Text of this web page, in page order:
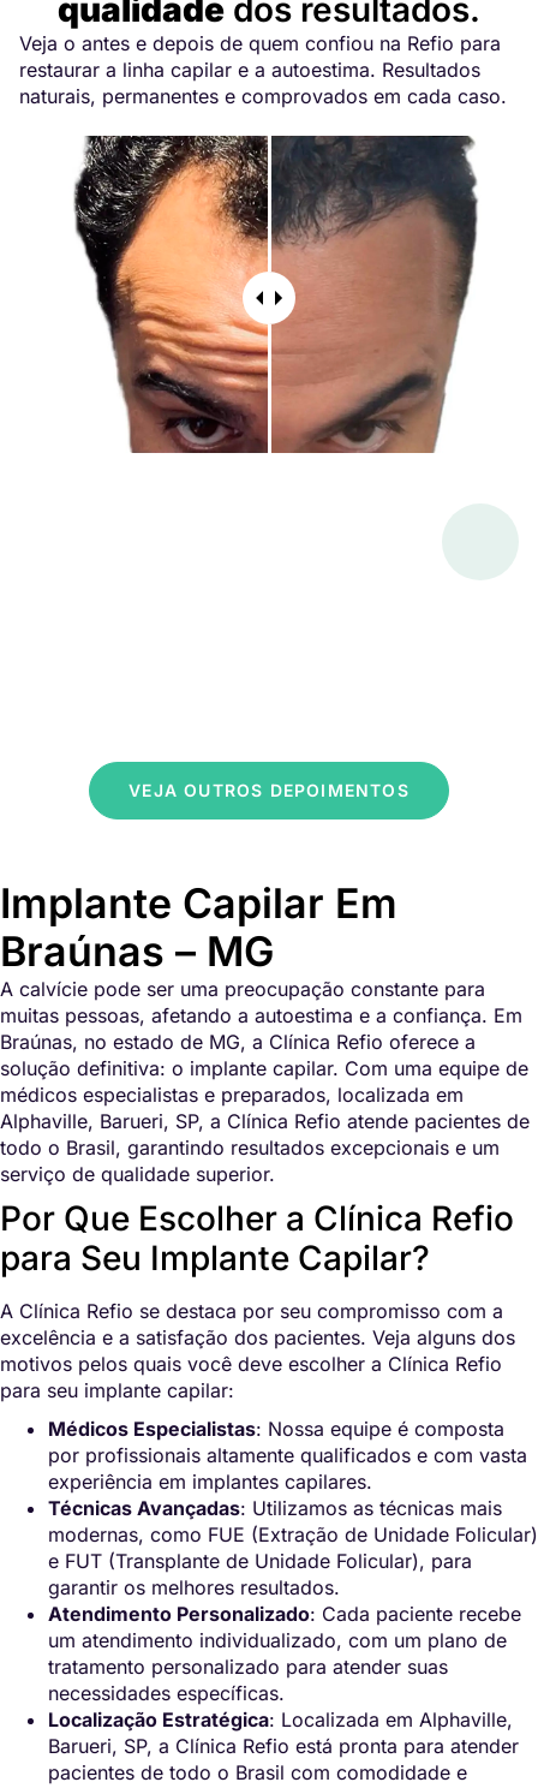
qualidade dos resultados.
Veja o antes e depois de quem confiou na Refio para
restaurar a linha capilar e a autoestima. Resultados
naturais, permanentes e comprovados em cada caso.
VEJA OUTROS DEPOIMENTOS
Implante Capilar Em
Braúnas – MG
A calvície pode ser uma preocupação constante para
muitas pessoas, afetando a autoestima e a confiança. Em
Braúnas, no estado de MG, a Clínica Refio oferece a
solução definitiva: o implante capilar. Com uma equipe de
médicos especialistas e preparados, localizada em
Alphaville, Barueri, SP, a Clínica Refio atende pacientes de
todo o Brasil, garantindo resultados excepcionais e um
serviço de qualidade superior.
Por Que Escolher a Clínica Refio
para Seu Implante Capilar?
A Clínica Refio se destaca por seu compromisso com a
excelência e a satisfação dos pacientes. Veja alguns dos
motivos pelos quais você deve escolher a Clínica Refio
para seu implante capilar:
Médicos Especialistas: Nossa equipe é composta
por profissionais altamente qualificados e com vasta
experiência em implantes capilares.
Técnicas Avançadas: Utilizamos as técnicas mais
modernas, como FUE (Extração de Unidade Folicular)
e FUT (Transplante de Unidade Folicular), para
garantir os melhores resultados.
Atendimento Personalizado: Cada paciente recebe
um atendimento individualizado, com um plano de
tratamento personalizado para atender suas
necessidades específicas.
Localização Estratégica: Localizada em Alphaville,
Barueri, SP, a Clínica Refio está pronta para atender
pacientes de todo o Brasil com comodidade e